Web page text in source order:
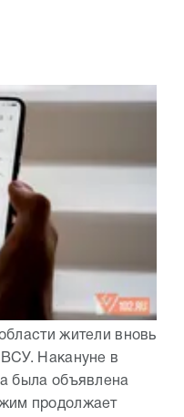
жители вновь
Накануне в
была объявлена
продолжает